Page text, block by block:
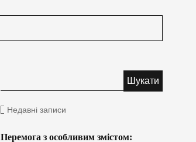
Недавні записи
Перемога з особливим змістом: